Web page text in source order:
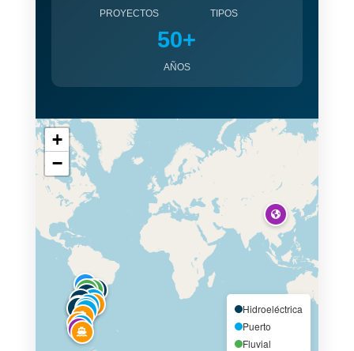
PROYECTOS TIPOS
50+
AÑOS
+
−
Hidroeléctrica
Puerto
Fluvial